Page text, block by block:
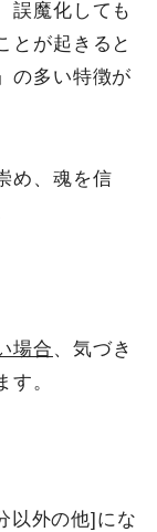
誤魔化しても
とが起きると
の多い特徴が
め、魂を信
場合 、気づき
す。
以外の他]にな